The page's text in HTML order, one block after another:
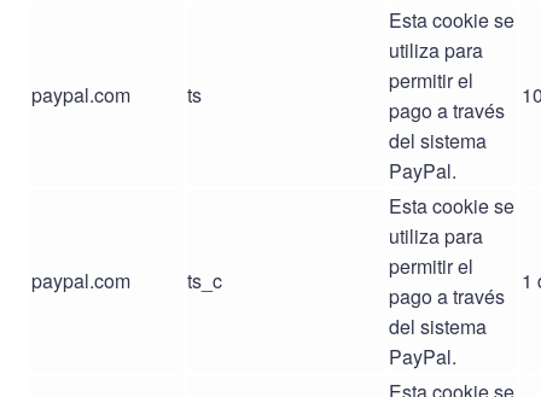
paypal.com ts
Esta cookie se
utiliza para
permitir el
pago a través
del sistema
PayPal.
paypal.com ts_c
Esta cookie se
utiliza para
permitir el
pago a través
del sistema
PayPal.
1
Esta cookie se